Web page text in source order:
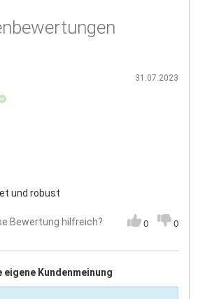
31.07.2023
und robust
Bewertung hilfreich? 0 0
eigene Kundenmeinung